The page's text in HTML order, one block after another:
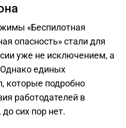
«Беспилотная
опасность» стали для
уже не исключением, а
единых
которые подробно
работодателей в
сих пор нет.